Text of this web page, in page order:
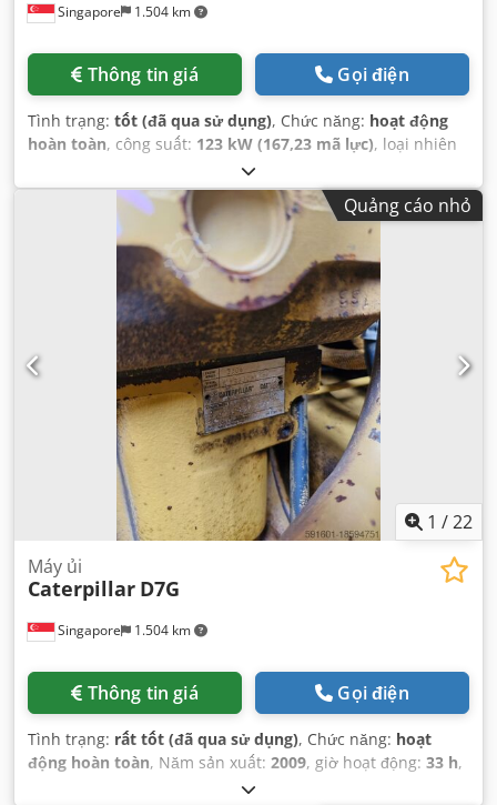
Singapore 1.504 km
Thông tin giá Gọi điện
Tình trạng: tốt (đã qua sử dụng), Chức năng: hoạt động
hoàn toàn, công suất: 123 kW (167,23 mã lực), loại nhiên
, trọng lượng tổng cộng:
kg, số máy/phương tiện:JCP00107, Thiết bị:cabin,
Quảng cáo nhỏ
1 /22
Singapore 1.504 km
Máy ủi
Caterpillar D7G
Thông tin giá Gọi điện
Tình trạng: rất tốt (đã qua sử dụng), Chức năng: hoạt
động hoàn toàn, Năm sản xuất: 2009, giờ hoạt động: 33 h,
CAT00D7GLC7G01263